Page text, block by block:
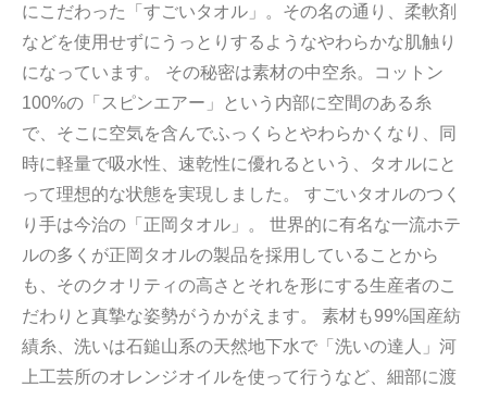
にこだわった「すごいタオル」。その名の通り、柔軟剤
などを使用せずにうっとりするようなやわらかな肌触り
になっています。 その秘密は素材の中空糸。コットン
100%の「スピンエアー」という内部に空間のある糸
で、そこに空気を含んでふっくらとやわらかくなり、同
時に軽量で吸水性、速乾性に優れるという、タオルにと
って理想的な状態を実現しました。 すごいタオルのつく
り手は今治の「正岡タオル」。 世界的に有名な一流ホテ
ルの多くが正岡タオルの製品を採用していることから
も、そのクオリティの高さとそれを形にする生産者のこ
だわりと真摯な姿勢がうかがえます。 素材も99%国産紡
績糸、洗いは石鎚山系の天然地下水で「洗いの達人」河
上工芸所のオレンジオイルを使って行うなど、細部に渡